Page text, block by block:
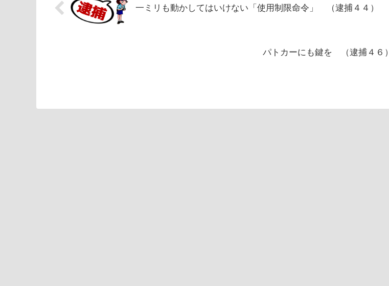
一ミリも動かしてはいけない「使用制限命令」 （逮捕４４）
パトカーにも鍵を （逮捕４６）